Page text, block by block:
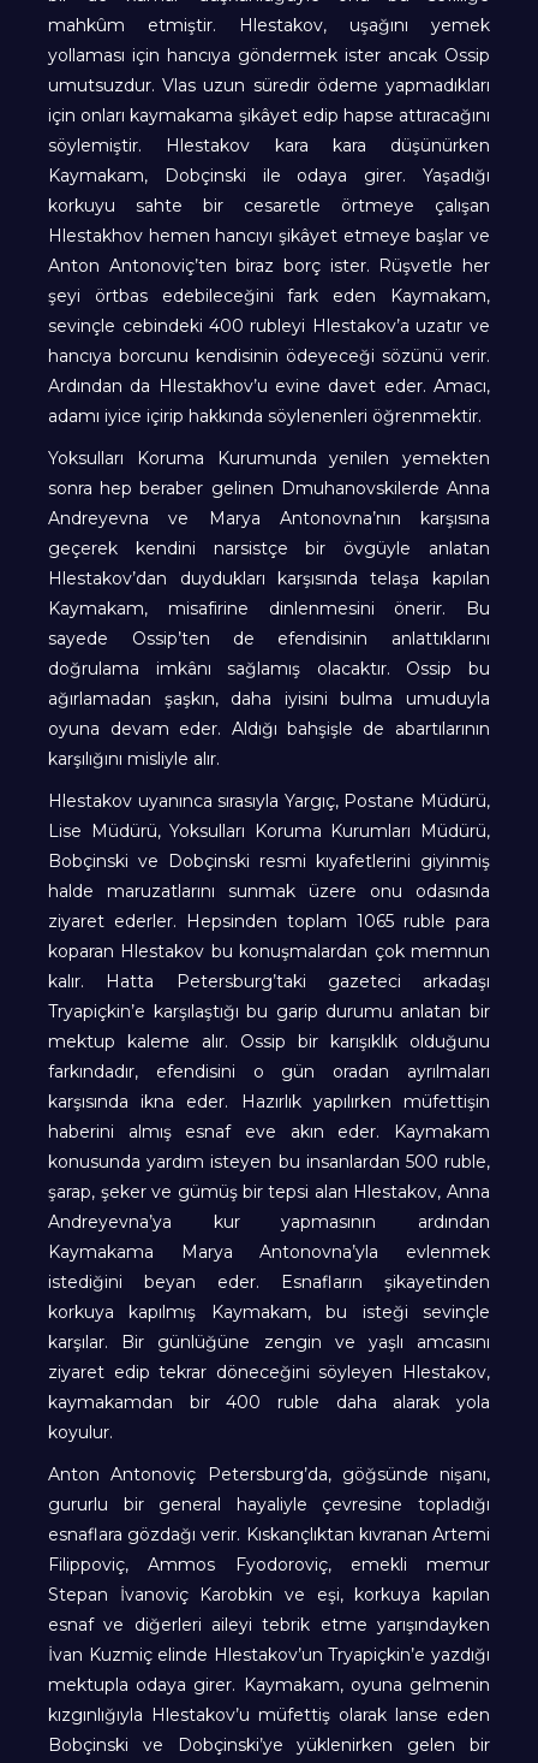
mahkûm etmiştir. Hlestakov, uşağını yemek
yollaması için hancıya göndermek ister ancak Ossip
umutsuzdur. Vlas uzun süredir ödeme yapmadıkları
için onları kaymakama şikâyet edip hapse attıracağını
söylemiştir. Hlestakov kara kara düşünürken
Kaymakam, Dobçinski ile odaya girer. Yaşadığı
korkuyu sahte bir cesaretle örtmeye çalışan
Hlestakhov hemen hancıyı şikâyet etmeye başlar ve
Anton Antonoviç’ten biraz borç ister. Rüşvetle her
şeyi örtbas edebileceğini fark eden Kaymakam,
sevinçle cebindeki 400 rubleyi Hlestakov’a uzatır ve
hancıya borcunu kendisinin ödeyeceği sözünü verir.
Ardından da Hlestakhov’u evine davet eder. Amacı,
adamı iyice içirip hakkında söylenenleri öğrenmektir.
Yoksulları Koruma Kurumunda yenilen yemekten
sonra hep beraber gelinen Dmuhanovskilerde Anna
Andreyevna ve Marya Antonovna’nın karşısına
geçerek kendini narsistçe bir övgüyle anlatan
Hlestakov’dan duydukları karşısında telaşa kapılan
Kaymakam, misafirine dinlenmesini önerir. Bu
sayede Ossip’ten de efendisinin anlattıklarını
doğrulama imkânı sağlamış olacaktır. Ossip bu
ağırlamadan şaşkın, daha iyisini bulma umuduyla
oyuna devam eder. Aldığı bahşişle de abartılarının
karşılığını misliyle alır.
Hlestakov uyanınca sırasıyla Yargıç, Postane Müdürü,
Lise Müdürü, Yoksulları Koruma Kurumları Müdürü,
Bobçinski ve Dobçinski resmi kıyafetlerini giyinmiş
halde maruzatlarını sunmak üzere onu odasında
ziyaret ederler. Hepsinden toplam 1065 ruble para
koparan Hlestakov bu konuşmalardan çok memnun
kalır. Hatta Petersburg’taki gazeteci arkadaşı
Tryapiçkin’e karşılaştığı bu garip durumu anlatan bir
mektup kaleme alır. Ossip bir karışıklık olduğunu
farkındadır, efendisini o gün oradan ayrılmaları
karşısında ikna eder. Hazırlık yapılırken müfettişin
haberini almış esnaf eve akın eder. Kaymakam
konusunda yardım isteyen bu insanlardan 500 ruble,
şarap, şeker ve gümüş bir tepsi alan Hlestakov, Anna
Andreyevna’ya kur yapmasının ardından
Kaymakama Marya Antonovna’yla evlenmek
istediğini beyan eder. Esnafların şikayetinden
korkuya kapılmış Kaymakam, bu isteği sevinçle
karşılar. Bir günlüğüne zengin ve yaşlı amcasını
ziyaret edip tekrar döneceğini söyleyen Hlestakov,
kaymakamdan bir 400 ruble daha alarak yola
koyulur.
Anton Antonoviç Petersburg’da, göğsünde nişanı,
gururlu bir general hayaliyle çevresine topladığı
esnaflara gözdağı verir. Kıskançlıktan kıvranan Artemi
Filippoviç, Ammos Fyodoroviç, emekli memur
Stepan İvanoviç Karobkin ve eşi, korkuya kapılan
esnaf ve diğerleri aileyi tebrik etme yarışındayken
İvan Kuzmiç elinde Hlestakov’un Tryapiçkin’e yazdığı
mektupla odaya girer. Kaymakam, oyuna gelmenin
kızgınlığıyla Hlestakov’u müfettiş olarak lanse eden
Bobçinski ve Dobçinski’ye yüklenirken gelen bir